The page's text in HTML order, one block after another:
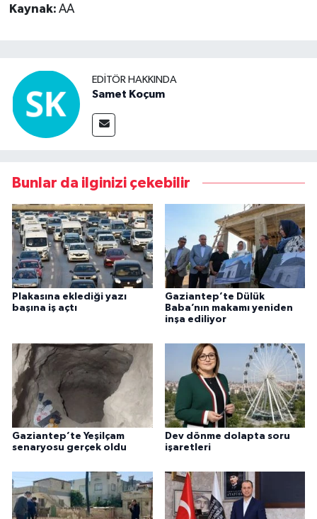
Kaynak: AA
EDITÖR HAKKINDA
Samet Koçum
Bunlar da ilginizi çekebilir
Plakasına eklediği yazı
başına iş açtı
Gaziantep’te Dülük
Baba’nın makamı yeniden
inşa ediliyor
Gaziantep’te Yeşilçam
senaryosu gerçek oldu
Dev dönme dolapta soru
işaretleri